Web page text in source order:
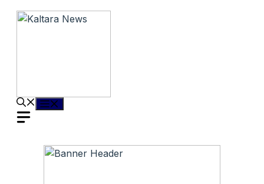
Langsung
Menu